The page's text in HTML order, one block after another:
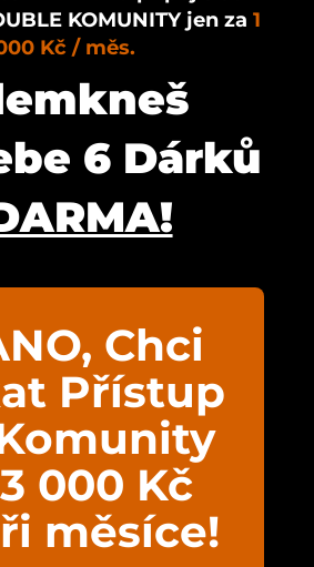
KOMUNITY jen za1
Kč / měs.
6 Dárků
Chci
Přístup
000 Kč
měsíce!